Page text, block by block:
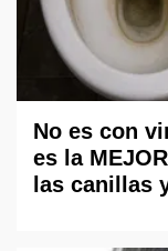
No es con
es la
las canillas